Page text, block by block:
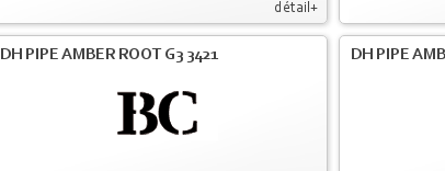
détail+
DH PIPE AMBER ROOT G3 3421 DH PIPE